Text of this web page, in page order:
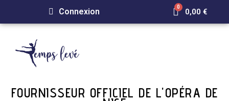
Connexion 0,00 €
FOURNISSEUR OFFICIEL DE L'OPÉRA DE